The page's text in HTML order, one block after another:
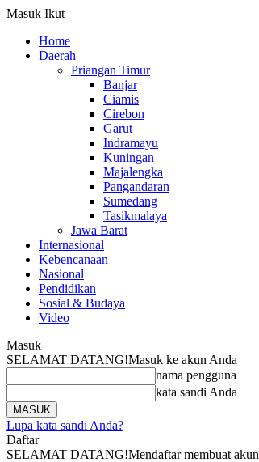
Masuk Ikut
Home
Daerah
Priangan Timur
Banjar
Ciamis
Cirebon
Garut
Indramayu
Kuningan
Majalengka
Pangandaran
Sumedang
Tasikmalaya
Jawa Barat
Internasional
Kebencanaan
Nasional
Pendidikan
Sosial & Budaya
Video
Masuk
SELAMAT DATANG!Masuk ke akun Anda
nama pengguna
kata sandi Anda
Lupa kata sandi Anda?
Daftar
SELAMAT DATANG!Mendaftar membuat akun